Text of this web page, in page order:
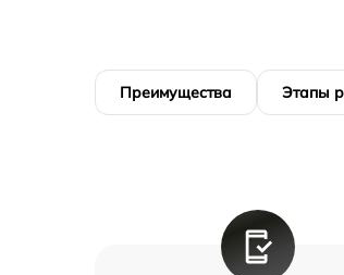
Преимущества Этапы